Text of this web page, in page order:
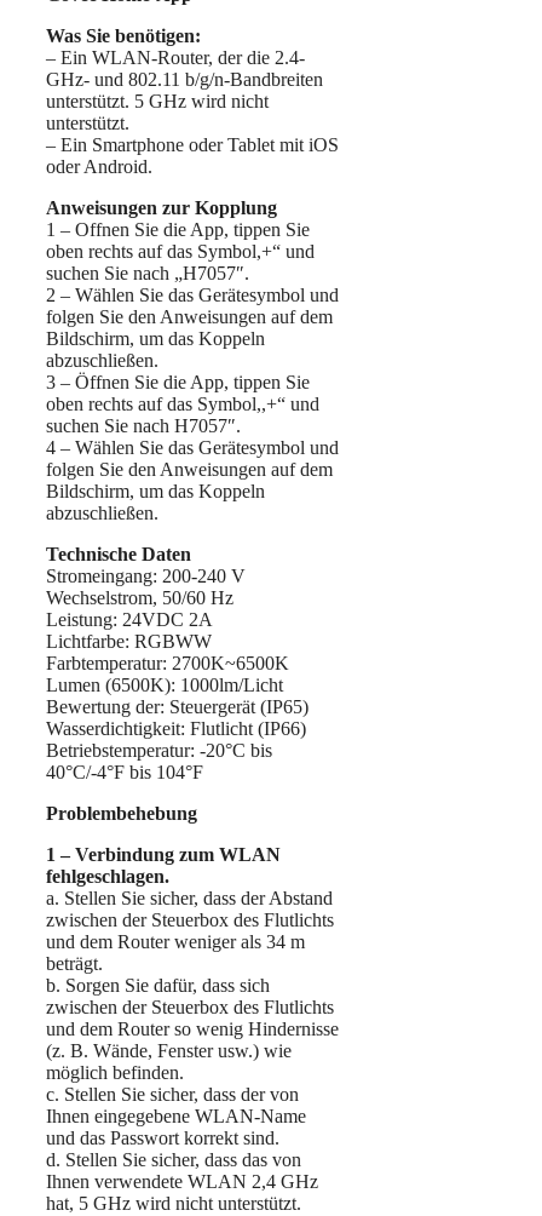
Was Sie benötigen:
– Ein WLAN-Router, der die 2.4-
GHz- und 802.11 b/g/n-Bandbreiten
unterstützt. 5 GHz wird nicht
unterstützt.
– Ein Smartphone oder Tablet mit iOS
oder Android.
Anweisungen zur Kopplung
1 – Offnen Sie die App, tippen Sie
oben rechts auf das Symbol,+“ und
suchen Sie nach „H7057″.
2 – Wählen Sie das Gerätesymbol und
folgen Sie den Anweisungen auf dem
Bildschirm, um das Koppeln
abzuschließen.
3 – Öffnen Sie die App, tippen Sie
oben rechts auf das Symbol,,+“ und
suchen Sie nach H7057″.
4 – Wählen Sie das Gerätesymbol und
folgen Sie den Anweisungen auf dem
Bildschirm, um das Koppeln
abzuschließen.
Technische Daten
Stromeingang: 200-240 V
Wechselstrom, 50/60 Hz
Leistung: 24VDC 2A
Lichtfarbe: RGBWW
Farbtemperatur: 2700K~6500K
Lumen (6500K): 1000lm/Licht
Bewertung der: Steuergerät (IP65)
Wasserdichtigkeit: Flutlicht (IP66)
Betriebstemperatur: -20°C bis
40°C/-4°F bis 104°F
Problembehebung
1 – Verbindung zum WLAN
fehlgeschlagen.
a. Stellen Sie sicher, dass der Abstand
zwischen der Steuerbox des Flutlichts
und dem Router weniger als 34 m
beträgt.
b. Sorgen Sie dafür, dass sich
zwischen der Steuerbox des Flutlichts
und dem Router so wenig Hindernisse
(z. B. Wände, Fenster usw.) wie
möglich befinden.
c. Stellen Sie sicher, dass der von
Ihnen eingegebene WLAN-Name
und das Passwort korrekt sind.
d. Stellen Sie sicher, dass das von
Ihnen verwendete WLAN 2,4 GHz
hat, 5 GHz wird nicht unterstützt.